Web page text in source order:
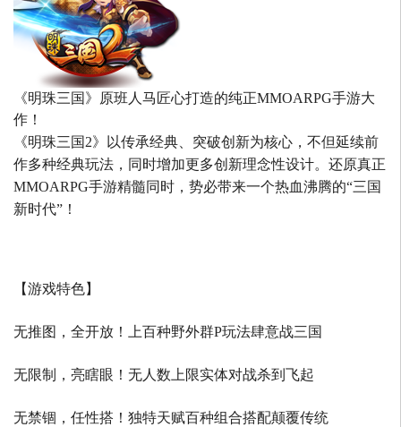
《明珠三国》原班人马匠心打造的纯正MMOARPG手游大
作！
《明珠三国2》以传承经典、突破创新为核心，不但延续前
作多种经典玩法，同时增加更多创新理念性设计。还原真正
MMOARPG手游精髓同时，势必带来一个热血沸腾的“三国
新时代”！
【游戏特色】
无推图，全开放！上百种野外群P玩法肆意战三国
无限制，亮瞎眼！无人数上限实体对战杀到飞起
无禁锢，任性搭！独特天赋百种组合搭配颠覆传统